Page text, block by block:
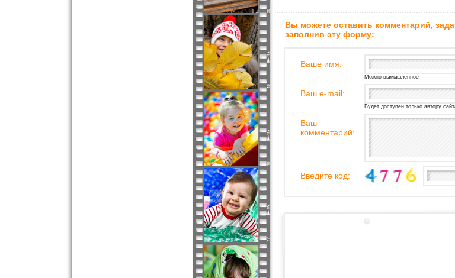
Вы можете оставить комментарий,
заполнив эту форму:
Ваше имя:
Можно вымышленное
Ваш e-mail:
Будет доступен только автору
Ваш
комментарий:
Введите код: